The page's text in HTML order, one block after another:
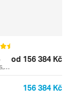
od 156 384 Kč
156 384 Kč